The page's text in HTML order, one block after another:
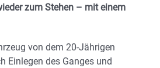
zum Stehen – mit einem
von dem 20-Jährigen
Einlegen des Ganges und